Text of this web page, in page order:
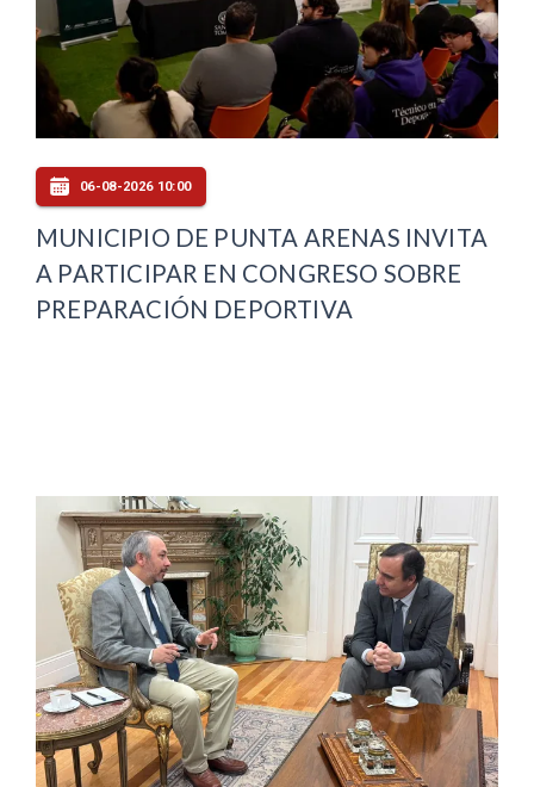
06-08-2026 10:00
MUNICIPIO DE PUNTA ARENAS INVITA
A PARTICIPAR EN CONGRESO SOBRE
PREPARACIÓN DEPORTIVA